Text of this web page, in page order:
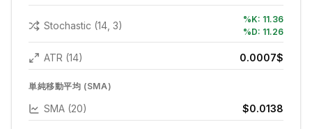
Stochastic (14, 3)
%K: 11.36
%D: 11.26
ATR (14) 0.0007$
単純移動平均 (SMA)
SMA (20) $0.0138